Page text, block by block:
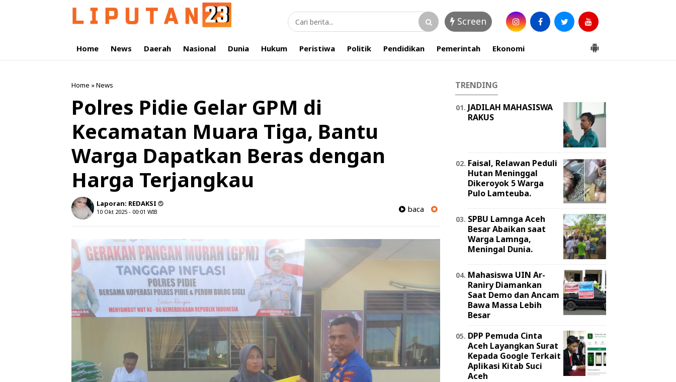
Screen
Home News Daerah Nasional Dunia Hukum Peristiwa Politik Pendidikan Pemerintah Ekonomi
Home »News
‎Polres Pidie Gelar GPM di
Kecamatan Muara Tiga, Bantu
Warga Dapatkan Beras dengan
Harga Terjangkau
Laporan: REDAKSI
10 Okt 2025 - 00:01 WIB baca
TRENDING
JADILAH MAHASISWA
RAKUS
Faisal, Relawan Peduli
Hutan Meninggal
Dikeroyok 5 Warga
Pulo Lamteuba.
SPBU Lamnga Aceh
Besar Abaikan saat
Warga Lamnga,
Meningal Dunia.
Mahasiswa UIN Ar-
Raniry Diamankan
Saat Demo dan Ancam
Bawa Massa Lebih
Besar
DPP Pemuda Cinta
Aceh Layangkan Surat
Kepada Google Terkait
Aplikasi Kitab Suci
Aceh